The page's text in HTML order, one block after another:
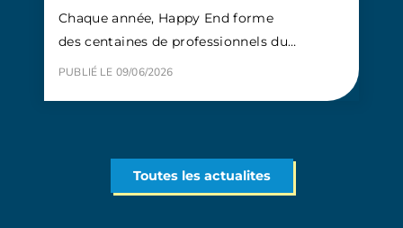
Chaque année, Happy End forme
des centaines de professionnels du…
PUBLIÉ LE 09/06/2026
Toutes les actualites